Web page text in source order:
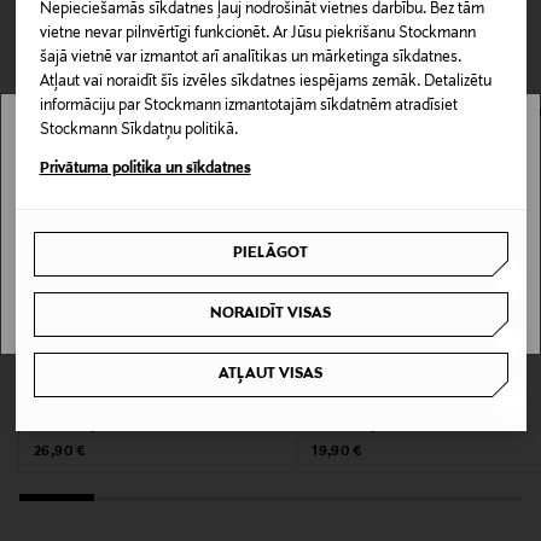
Nepieciešamās sīkdatnes ļauj nodrošināt vietnes darbību. Bez tām
vietne nevar pilnvērtīgi funkcionēt. Ar Jūsu piekrišanu Stockmann
šajā vietnē var izmantot arī analītikas un mārketinga sīkdatnes.
Atļaut vai noraidīt šīs izvēles sīkdatnes iespējams zemāk. Detalizētu
informāciju par Stockmann izmantotajām sīkdatnēm atradīsiet
Stockmann Sīkdatņu politikā.
Privātuma politika un sīkdatnes
PIELĀGOT
NORAIDĪT VISAS
ATĻAUT VISAS
Ilustrācijas atspoguļo Muumi pasaules kaprīzo un
rotaļīgo būtību, piedāvājot spilgtas un detalizētas
ilustrācijas. Dizains no Somijas, izgatavots no
ilgtspējīga RPET materiāla, kas pārstrādāts no
plastmasas pudelēm. Izmērs: garums 84 cm, diametrs
11 cm (atvērts 88 cm).
LASĪT VAIRĀK
Produkta numurs
Pārstrādāts PET materiāls
One size
Ražotājvalsts
Piegāde uz saņemšanas punktu
0,00 € – 4,90 €
CITI KLIENTI SKATĪJĀS ARĪ
LASESSOR
Original Price
26,90 €
LASESSOR
Original Price
19,90 €
Stockmann nav pieejams tavā valstī.